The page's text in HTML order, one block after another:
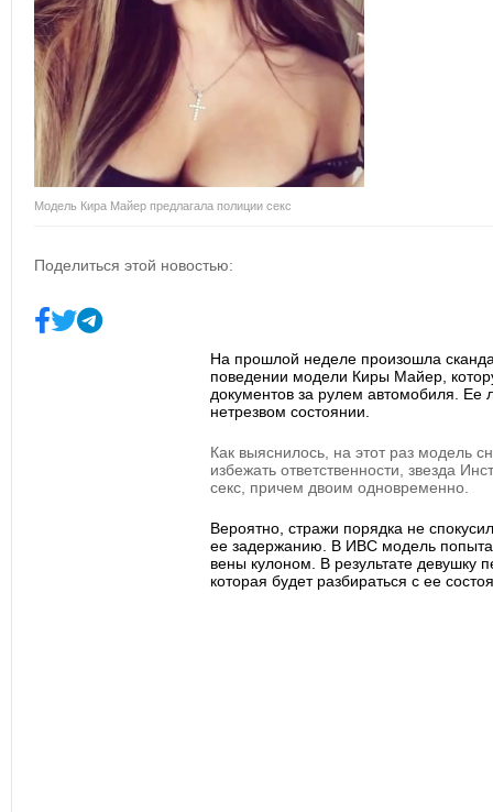
Модель Кира Майер предлагала полиции секс
Поделиться этой новостью:
На прошлой неделе произошла
поведении модели Киры Майер,
документов за рулем автомобиля. Ее
нетрезвом состоянии.
Как выяснилось, на этот раз модель
избежать ответственности, звезда
секс, причем двоим одновременно.
Вероятно, стражи порядка не
ее задержанию. В ИВС модель
вены кулоном. В результате девушку
которая будет разбираться с ее